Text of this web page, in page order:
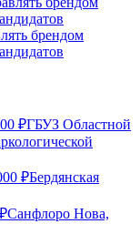
брендом
₽ГБУЗ Областной
₽Бердянская
₽Санфлоро Нова,